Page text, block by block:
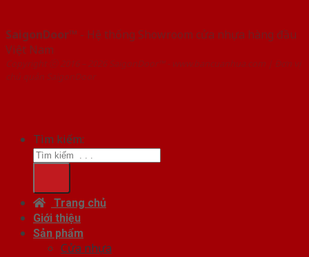
SaigonDoor™ - Hệ thống Showroom cửa nhựa hàng đầu
Việt Nam
Copyright ⓒ 2016 – 2026 SaigonDoor™ - www.bancuanhua.com | Đơn vị
chủ quản SaigonDoor
Tìm kiếm:
Trang chủ
Giới thiệu
Sản phẩm
Cửa nhựa